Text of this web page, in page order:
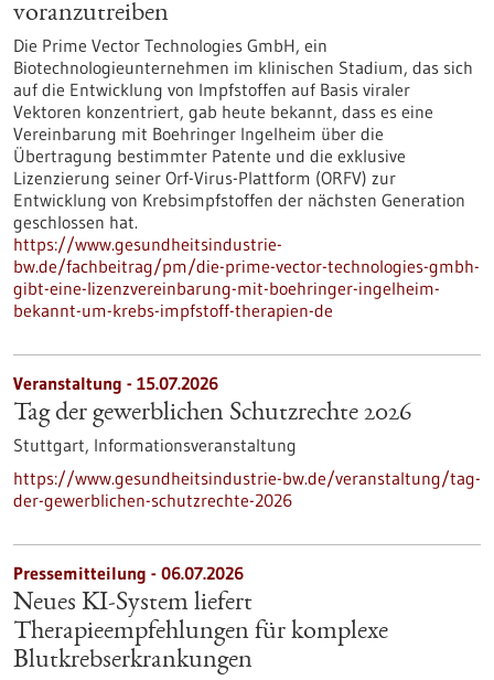
voranzutreiben
Die Prime Vector Technologies GmbH, ein
Biotechnologieunternehmen im klinischen Stadium, das sich
auf die Entwicklung von Impfstoffen auf Basis viraler
Vektoren konzentriert, gab heute bekannt, dass es eine
Vereinbarung mit Boehringer Ingelheim über die
Übertragung bestimmter Patente und die exklusive
Lizenzierung seiner Orf-Virus-Plattform (ORFV) zur
Entwicklung von Krebsimpfstoffen der nächsten Generation
geschlossen hat.
https://www.gesundheitsindustrie-
bw.de/fachbeitrag/pm/die-prime-vector-technologies-gmbh-
gibt-eine-lizenzvereinbarung-mit-boehringer-ingelheim-
bekannt-um-krebs-impfstoff-therapien-de
Veranstaltung - 15.07.2026
Tag der gewerblichen Schutzrechte 2026
Stuttgart, Informationsveranstaltung
https://www.gesundheitsindustrie-bw.de/veranstaltung/tag-
der-gewerblichen-schutzrechte-2026
Pressemitteilung - 06.07.2026
Neues KI-System liefert
Therapieempfehlungen für komplexe
Blutkrebserkrankungen